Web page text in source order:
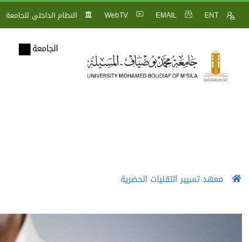
ENT
EMAIL
WebTV النظام الداخلي للجامعة
الجامعة
معهد تسيير التقنيات الحضرية